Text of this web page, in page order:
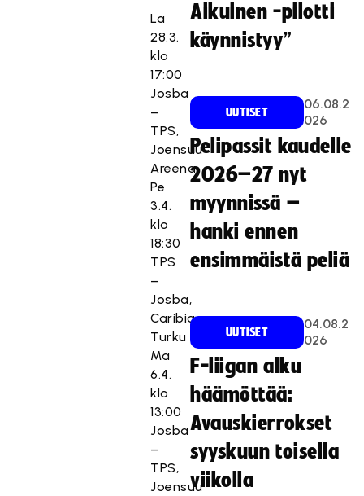
La
28.3.
klo
17:00
Josba
–
TPS,
Joensuu
Areena
Pe
3.4.
klo
18:30
TPS
–
Josba,
Caribia
Turku
Ma
6.4.
klo
13:00
Josba
–
TPS,
Joensuu
Aikuinen -pilotti
käynnistyy”
UUTISET
06.08.2
026
Pelipassit kaudelle
2026–27 nyt
myynnissä –
hanki ennen
ensimmäistä peliä
UUTISET
04.08.2
026
F-liigan alku
häämöttää:
Avauskierrokset
syyskuun toisella
viikolla